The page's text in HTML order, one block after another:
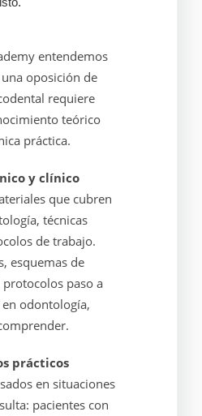
entendemos
oposición de
requiere
teórico
práctica.
y clínico
que cubren
técnicas
de trabajo.
esquemas de
paso a
odontología,
prácticos
en situaciones
pacientes con